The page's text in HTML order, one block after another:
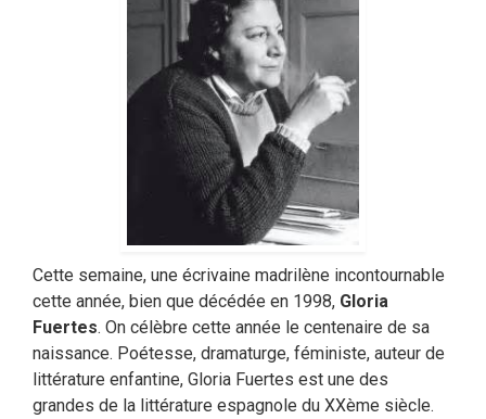
Cette semaine, une écrivaine madrilène incontournable
cette année, bien que décédée en 1998, Gloria
Fuertes. On célèbre cette année le centenaire de sa
naissance. Poétesse, dramaturge, féministe, auteur de
littérature enfantine, Gloria Fuertes est une des
grandes de la littérature espagnole du XXème siècle.